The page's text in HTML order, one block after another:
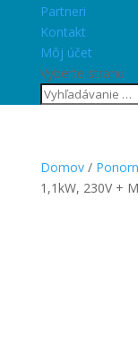
Partneri
Kontakt
Môj účet
Vyberte stranu
Domov/
1,1kW, 230V +